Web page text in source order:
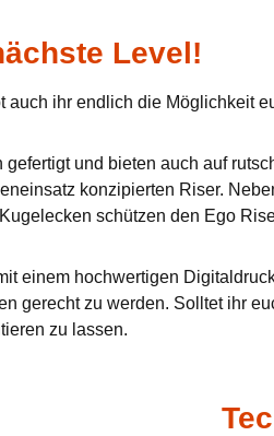
Level!
ihr endlich die Möglichkeit
und bieten auch auf
konzipierten Riser.
schützen den Ego
einem hochwertigen
gerecht zu werden. Solltet ihr
zu lassen.